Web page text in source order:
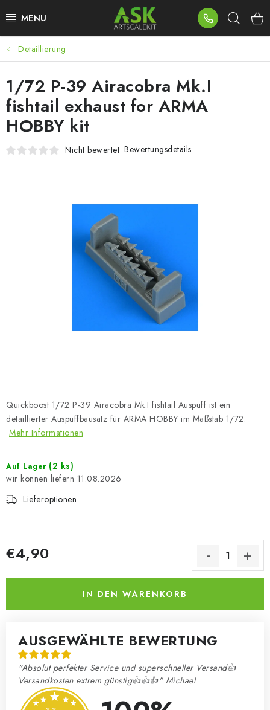
Inhalt
BLOG
SUMMER DAYS
WARHAMMER
ASK PRODUKTE
FARBEN & WERKZEUGE
SKY RIDERS COFFEE
Über uns Meine Bestellung
Versand und Bezahlung
Bedingungen und Konditionen
Datenschutzbestimmungen
Art Scale Modellbau-Glossar
Detaillierung
Quickboost 1/72 P-39 Airacobra Mk.I fishtail Auspuff ist ein
detaillierter Auspuffbausatz für ARMA HOBBY im Maßstab 1/72.
Mehr Informationen
Auf Lager (2 ks)
11.08.2026
Lieferoptionen
€4,90
IN DEN WARENKORB
AUSGEWÄHLTE BEWERTUNG
"Absolut perfekter Service und superschneller Versand👍
Versandkosten extrem günstig👍👍👍" Michael
1/72 P-39 Airacobra Mk.I
fishtail exhaust for ARMA
HOBBY kit
Nicht bewertet Bewertungsdetails